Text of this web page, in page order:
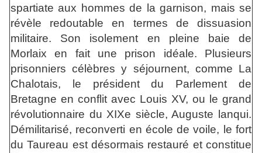
spartiate aux hommes de la garnison, mais se
révèle redoutable en termes de dissuasion
militaire. Son isolement en pleine baie de
Morlaix en fait une prison idéale. Plusieurs
prisonniers célèbres y séjournent, comme La
Chalotais, le président du Parlement de
Bretagne en conflit avec Louis XV, ou le grand
révolutionnaire du XIXe siècle, Auguste lanqui.
Démilitarisé, reconverti en école de voile, le fort
du Taureau est désormais restauré et constitue